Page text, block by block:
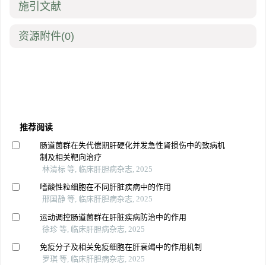
施引文献
资源附件(0)
推荐阅读
肠道菌群在失代偿期肝硬化并发急性肾损伤中的致病机
制及相关靶向治疗
林清标 等, 临床肝胆病杂志, 2025
嗜酸性粒细胞在不同肝脏疾病中的作用
邢国静 等, 临床肝胆病杂志, 2025
运动调控肠道菌群在肝脏疾病防治中的作用
徐珍 等, 临床肝胆病杂志, 2025
免疫分子及相关免疫细胞在肝衰竭中的作用机制
罗琪 等, 临床肝胆病杂志, 2025